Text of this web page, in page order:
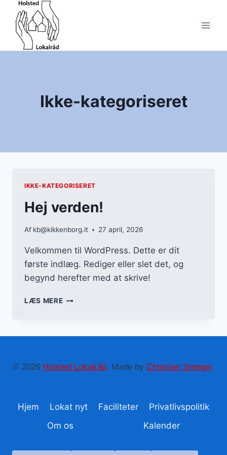
Fortsæt
indhold
Ikke-kategoriseret
IKKE-KATEGORISERET
Hej verden!
Af kb@kikkenborg.it 27 april, 2026
Velkommen til WordPress. Dette er dit
første indlæg. Rediger eller slet det, og
begynd herefter med at skrive!
LÆS MEREHEJ
© 2026 Holsted Lokalråd. Made by Christian Stenger.
Hjem Lokat nyt Faciliteter
Privatlivspolitik
Om os
Kalender